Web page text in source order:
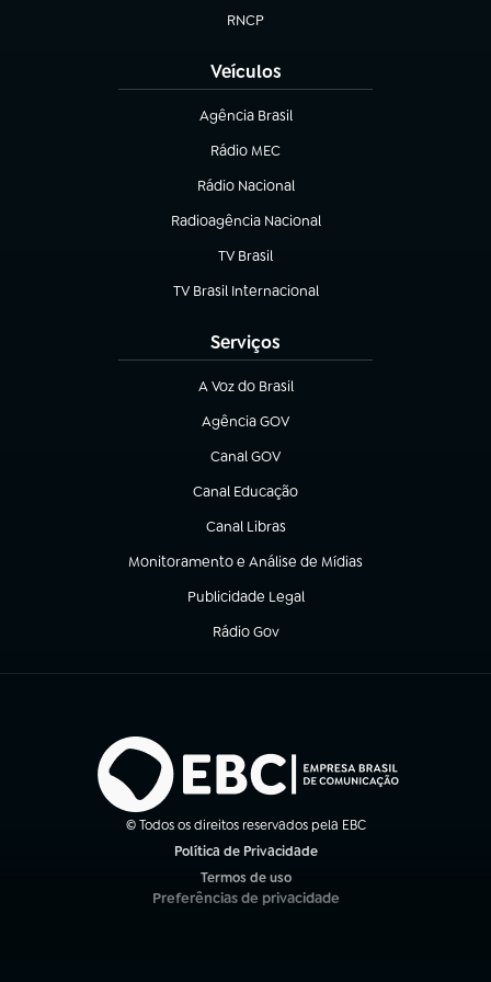
RNCP
(abre em nova aba)
Veículos
Agência Brasil
(abre em nova aba)
Rádio MEC
(abre em nova aba)
Rádio Nacional
Radioagência Nacional
(abre em nova aba)
TV Brasil
(abre em nova aba)
TV Brasil Internacional
(abre em nova aba)
Serviços
A Voz do Brasil
(abre em nova aba)
Agência GOV
(abre em nova aba)
Canal GOV
(abre em nova aba)
Canal Educação
(abre em nova aba)
Canal Libras
(abre em nova aba)
Monitoramento e Análise de Mídias
(abre em nova aba)
Publicidade Legal
(abre em nova aba)
Rádio Gov
(abre em nova aba)
© Todos os direitos reservados pela EBC
Política de Privacidade
Termos de uso
(abre em nova aba)
Preferências de privacidade